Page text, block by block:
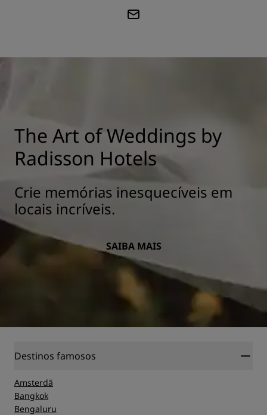
The Art of Weddings by
Radisson Hotels
Crie memórias inesquecíveis em
locais incríveis.
SAIBA MAIS
Destinos famosos
Amsterdã
Bangkok
Bengaluru